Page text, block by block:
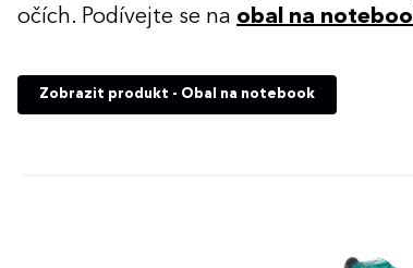
očích. Podívejte se na obal na
Zobrazit produkt - Obal na notebook